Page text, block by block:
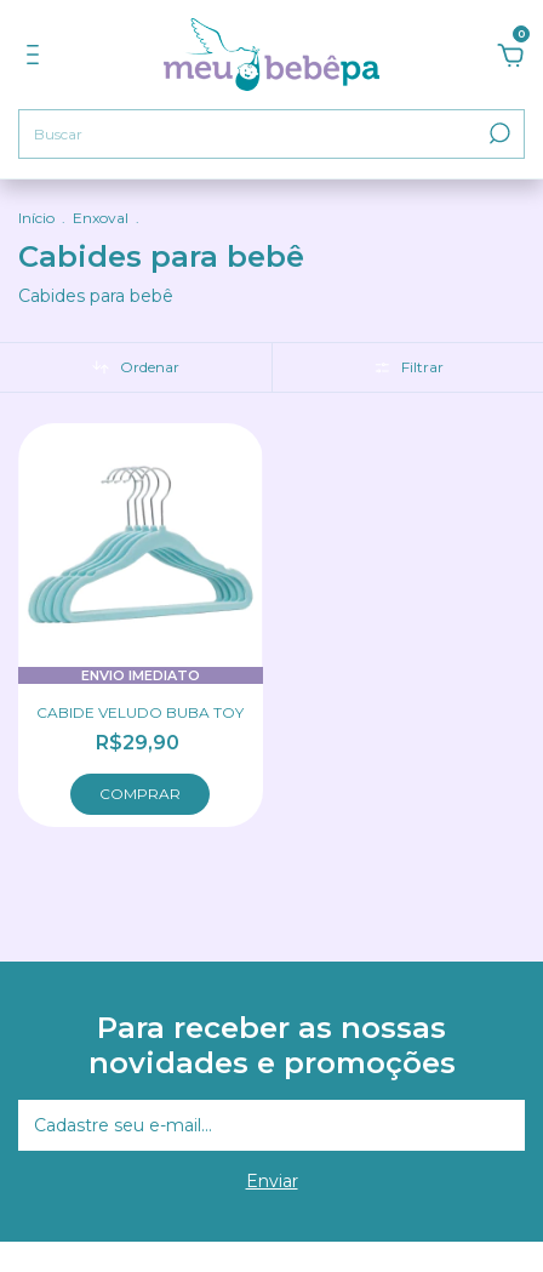
0
Início . Enxoval .
Cabides para bebê
Cabides para bebê
Ordenar Filtrar
ENVIO IMEDIATO
CABIDE VELUDO BUBA TOY
R$29,90
COMPRAR
Para receber as nossas
novidades e promoções